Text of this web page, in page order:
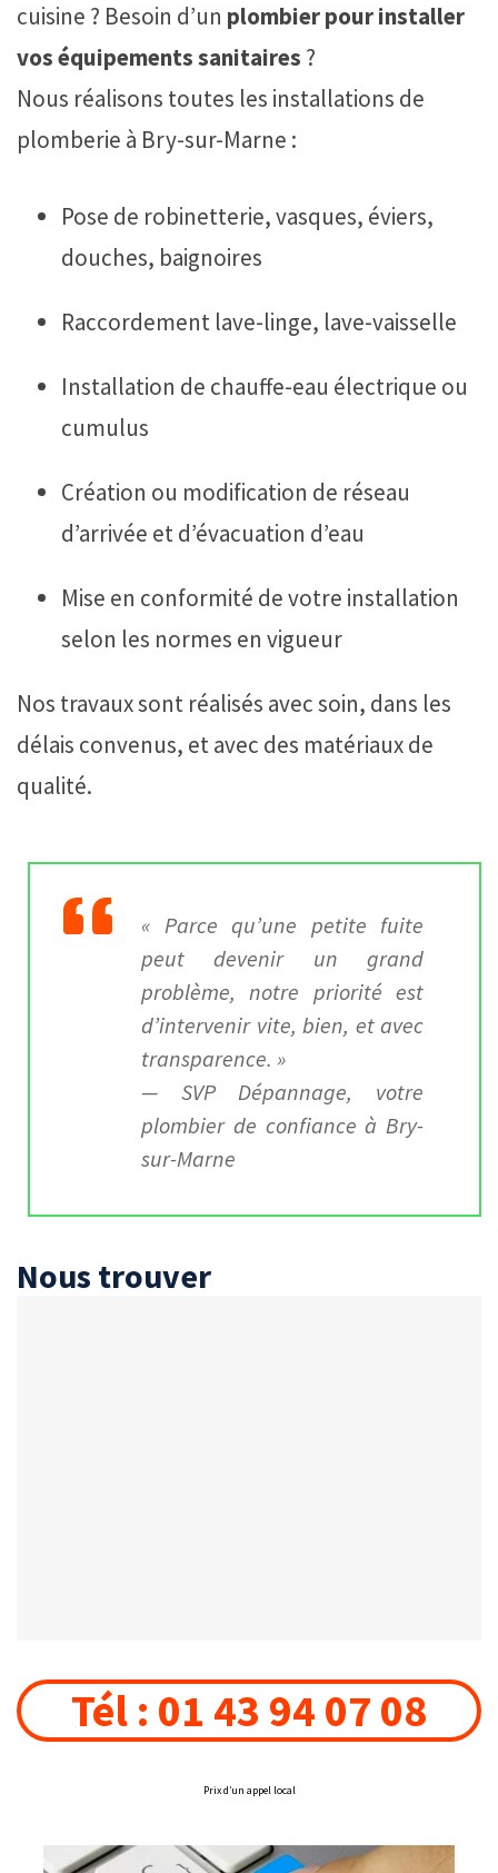
cuisine ? Besoin d’un plombier pour installer
vos équipements sanitaires ?
Nous réalisons toutes les installations de
plomberie à Bry-sur-Marne :
Pose de robinetterie, vasques, éviers,
douches, baignoires
Raccordement lave-linge, lave-vaisselle
Installation de chauffe-eau électrique ou
cumulus
Création ou modification de réseau
d’arrivée et d’évacuation d’eau
Mise en conformité de votre installation
selon les normes en vigueur
Nos travaux sont réalisés avec soin, dans les
délais convenus, et avec des matériaux de
qualité.
« Parce qu’une petite fuite
peut devenir un grand
problème, notre priorité est
d’intervenir vite, bien, et avec
transparence. »
— SVP Dépannage, votre
plombier de confiance à Bry-
sur-Marne
Nous trouver
Tél : 01 43 94 07 08
Prix d’un appel local